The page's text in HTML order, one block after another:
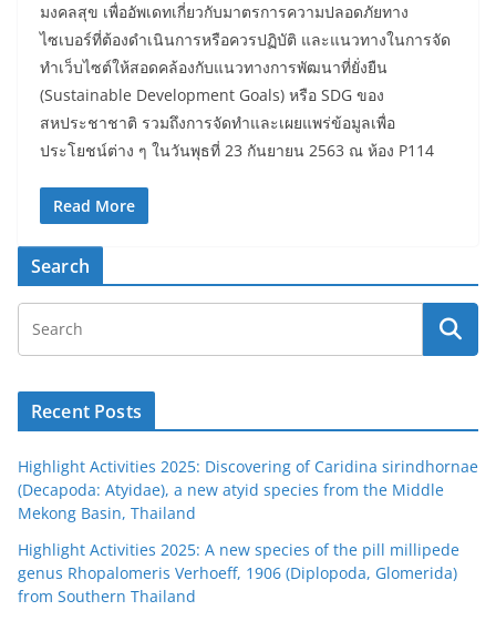
มงคลสุข เพื่ออัพเดทเกี่ยวกับมาตรการความปลอดภัยทาง
ไซเบอร์ที่ต้องดำเนินการหรือควรปฏิบัติ และแนวทางในการจัด
ทำเว็บไซต์ให้สอดคล้องกับแนวทางการพัฒนาที่ยั่งยืน
(Sustainable Development Goals) หรือ SDG ของ
สหประชาชาติ รวมถึงการจัดทำและเผยแพร่ข้อมูลเพื่อ
ประโยชน์ต่าง ๆ ในวันพุธที่ 23 กันยายน 2563 ณ ห้อง P114
Read More
Search
Recent Posts
Highlight Activities 2025: Discovering of Caridina sirindhornae
(Decapoda: Atyidae), a new atyid species from the Middle
Mekong Basin, Thailand
Highlight Activities 2025: A new species of the pill millipede
genus Rhopalomeris Verhoeff, 1906 (Diplopoda, Glomerida)
from Southern Thailand